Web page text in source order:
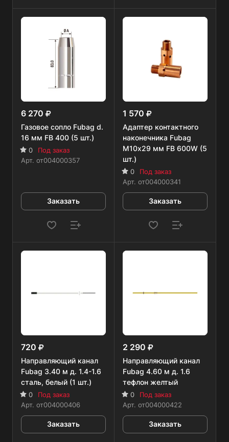
6 270
Газовое сопло Fubag d.
16 мм FB 400 (5 шт.)
0
Под заказ
Арт. от004000357
Заказать
1 570
Адаптер контактного
наконечника Fubag
M10х29 мм FB 600W (5
шт.)
0
Под заказ
Арт. от004000341
Заказать
720
Направляющий канал
Fubag 3.40 м д. 1.4-1.6
сталь, белый (1 шт.)
0
Под заказ
Арт. от004000406
Заказать
2 290
Направляющий канал
Fubag 4.60 м д. 1.6
тефлон желтый
0
Под заказ
Арт. от004000422
Заказать